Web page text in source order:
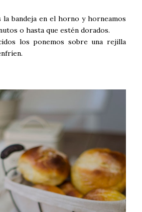
bandeja en el horno y horneamos
o hasta que estén dorados.
los ponemos sobre una rejilla